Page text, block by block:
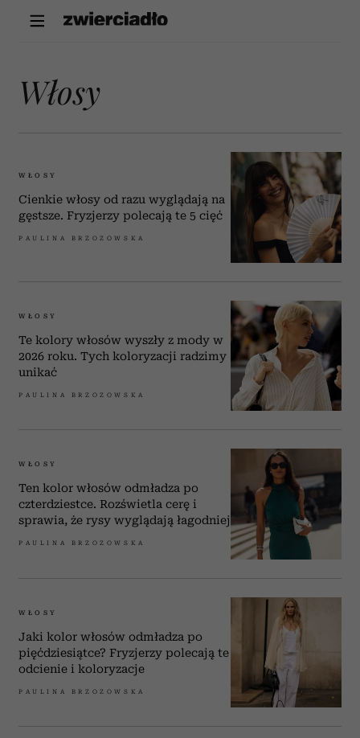
Włosy
WŁOSY
Cienkie włosy od razu wyglądają na
gęstsze. Fryzjerzy polecają te 5 cięć
PAULINA BRZOZOWSKA
WŁOSY
Te kolory włosów wyszły z mody w
2026 roku. Tych koloryzacji radzimy
unikać
PAULINA BRZOZOWSKA
WŁOSY
Ten kolor włosów odmładza po
czterdziestce. Rozświetla cerę i
sprawia, że rysy wyglądają łagodniej
PAULINA BRZOZOWSKA
WŁOSY
Jaki kolor włosów odmładza po
pięćdziesiątce? Fryzjerzy polecają te
odcienie i koloryzacje
PAULINA BRZOZOWSKA